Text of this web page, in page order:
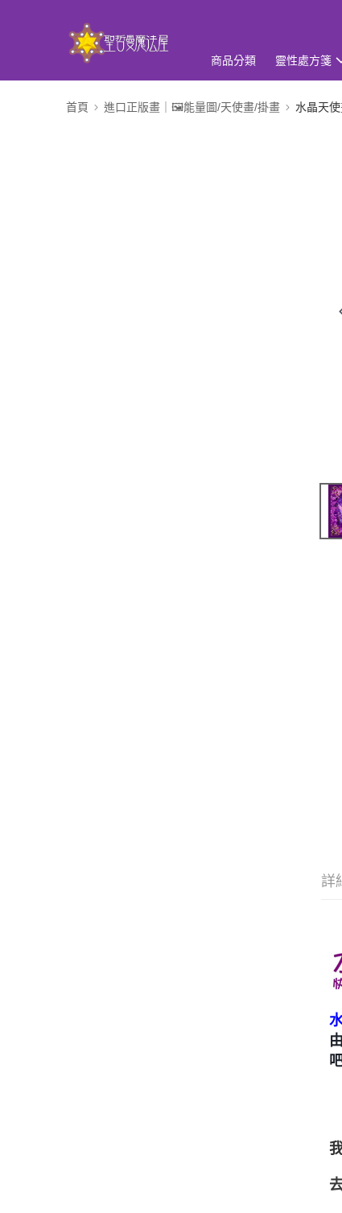
商品分類 靈性處方箋
首頁 進口正版畫｜🖼️能量圖/天使畫/掛畫 水晶天
詳